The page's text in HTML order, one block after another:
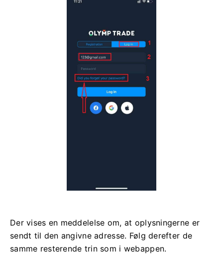
Der vises en meddelelse om, at oplysningerne er
sendt til den angivne adresse. Følg derefter de
samme resterende trin som i webappen.